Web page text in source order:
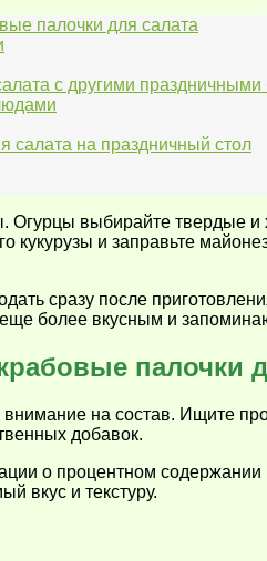
палочки для салата
с другими
салата на праздничный стол
Огурцы выбирайте твердые
кукурузы и заправьте
сразу после
еще более вкусным и
палочки
внимание на состав. Ищите
добавок.
о процентном
вкус и текстуру.